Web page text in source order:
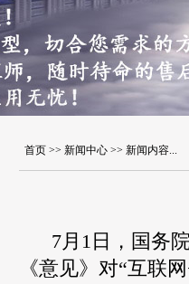
首页 >> 新闻中心 >> 新闻内容...
7月1日，国务院
《意见》对“互联